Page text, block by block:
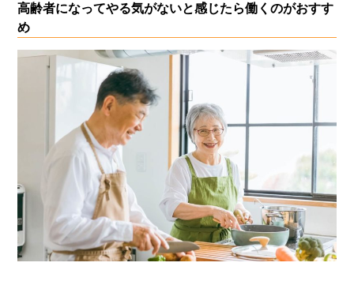
高齢者になってやる気がないと感じたら働くのがおすす
め